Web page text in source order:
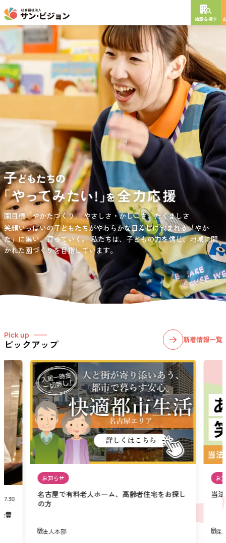
施設を探す
負担の少ない介護、ふれあいを大切にする介護、笑顔が溢れている
介護を目指して。
愛知・岐阜・長野の3県下で38施設・151事業所の介護関連事業所を運
営する社会福祉法人サン・ビジョンでは、今後ますます高まる介護
ニーズに幅広く対応していきます。
園目標「やかたづくり」やさしさ・かしこさ。たくましさ
笑顔いっぱいの子どもたちがやわらかな日差しに包まれる「やか
た」に集い、育っていく。私たちは、子どもの力を信じ、地域に開
かれた園づくりを目指しています。
サンサン・スクール東山公園では、小学生の児童が放課後安心して
過ごせる環境を提供するとともに、宿題・クラブ活動(英語・習字・
選択)などの学習面にも力を入れて行っている学童保育所です。
NEW OPEN
年
特別養護老人ホーム
短期入所生活介護
通所介護
居宅介護支援
グレイスフル砧公園
東京都世田谷区大蔵 3丁目4番12号
お問い合わせ先
03-6411-5781
担当：宮澤
Pick up
ピックアップ 新着情報一覧
豊
お知らせ
名古屋で有料老人ホーム、高齢者住宅をお探し
の方
法人本部
お
当
採